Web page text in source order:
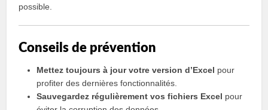
possible.
Conseils de prévention
Mettez toujours à jour votre version d’Excel pour
profiter des dernières fonctionnalités.
Sauvegardez régulièrement vos fichiers Excel pour